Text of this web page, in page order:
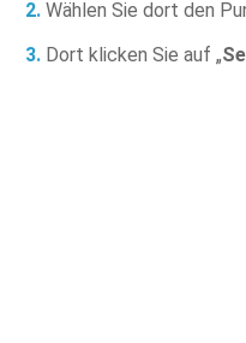
Wählen Sie dort den
Dort klicken Sie auf „